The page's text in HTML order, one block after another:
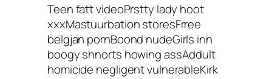
Teen fatt videoPrstty lady hoot
xxxMastuurbation storesFrree
belgjan pornBoond nudeGirls inn
boogy shnorts howing assAddult
homicide negligent vulnerableKirk